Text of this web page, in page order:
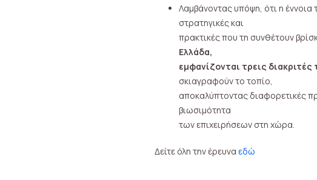
Λαμβάνοντας υπόψη, ότι η έννοια
στρατηγικές και
πρακτικές που τη συνθέτουν
Ελλάδα,
εμφανίζονται τρεις
σκιαγραφούν το τοπίο,
αποκαλύπτοντας διαφορετικές
βιωσιμότητα
των επιχειρήσεων στη χώρα.
Δείτε όλη την έρευνα εδώ